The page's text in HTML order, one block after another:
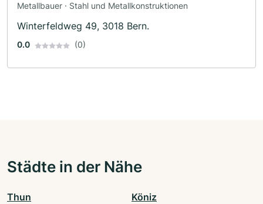
Metallbauer · Stahl und Metallkonstruktionen
Winterfeldweg 49, 3018 Bern.
0.0 (0)
Städte in der Nähe
Thun Köniz